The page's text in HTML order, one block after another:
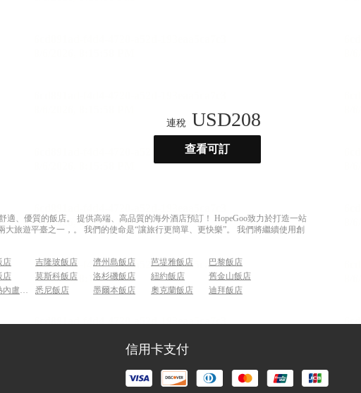
連稅 USD208
查看可訂
、優質的飯店。 提供高端、高品質的海外酒店預訂！ HopeGoo致力於打造一站
旅遊平臺之一，。 我們的使命是“讓旅行更簡單、更快樂”。 我們將繼續使用創
店 吉隆玻飯店 濟州島飯店 芭堤雅飯店
巴黎飯店
店 莫斯科飯店 洛杉磯飯店 紐約飯店
舊金山飯店
里約熱內盧飯店 悉尼飯店 墨爾本飯店 奧克蘭飯店
迪拜飯店
信用卡支付